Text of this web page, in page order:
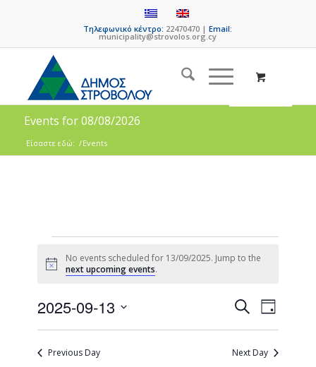
Τηλεφωνικό κέντρο: 22470470 |Email:
municipality@strovolos.org.cy
Events for 08/08/2026
Είσαστε εδώ: /Events
Notice
No events scheduled for 13/09/2025. Jump to the
next upcoming events.
Events
Search
and
SearchEvent
Views
Day
2025-09-13
Previous Day
Next Day